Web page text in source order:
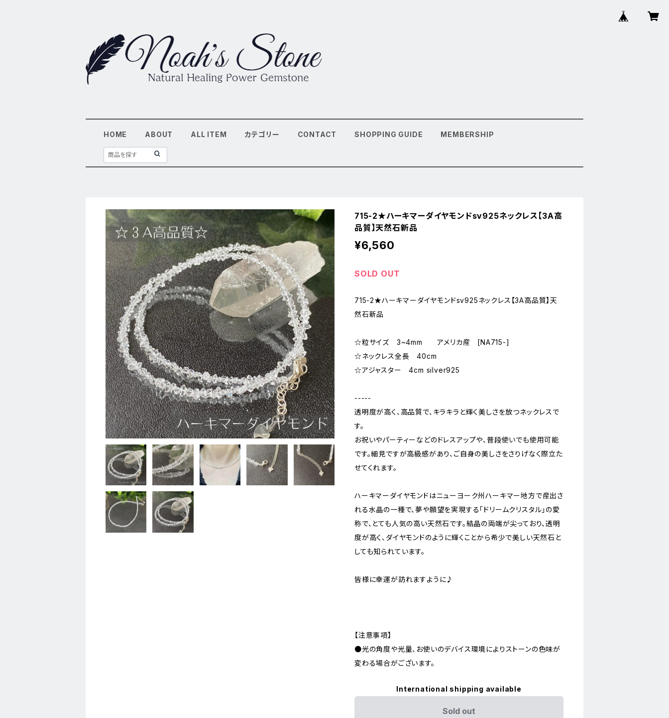
HOME ABOUT ALL ITEM カテゴリー CONTACT SHOPPING GUIDE MEMBERSHIP
715-2★ハーキマーダイヤモンドsv925ネックレス【3A高
品質】天然石新品
¥6,560
SOLD OUT
715-2★ハーキマーダイヤモンドsv925ネックレス【3A高品質】天
然石新品
☆粒サイズ 3~4mm アメリカ産 [NA715-]
☆ネックレス全長 40cm
☆アジャスター 4cm silver925
-----
透明度が高く、高品質で、キラキラと輝く美しさを放つネックレスで
す。
お祝いやパーティーなどのドレスアップや、普段使いでも使用可能
です。細見ですが高級感があり、ご自身の美しさをさりげなく際立た
せてくれます。
ハーキマーダイヤモンドはニューヨーク州ハーキマー地方で産出さ
れる水晶の一種で、夢や願望を実現する「ドリームクリスタル」の愛
称で、とても人気の高い天然石です。結晶の両端が尖っており、透明
度が高く、ダイヤモンドのように輝くことから希少で美しい天然石と
しても知られています。
皆様に幸運が訪れますように♪
【注意事項】
●光の角度や光量、お使いのデバイス環境によりストーンの色味が
変わる場合がございます。
International shipping available
Sold out